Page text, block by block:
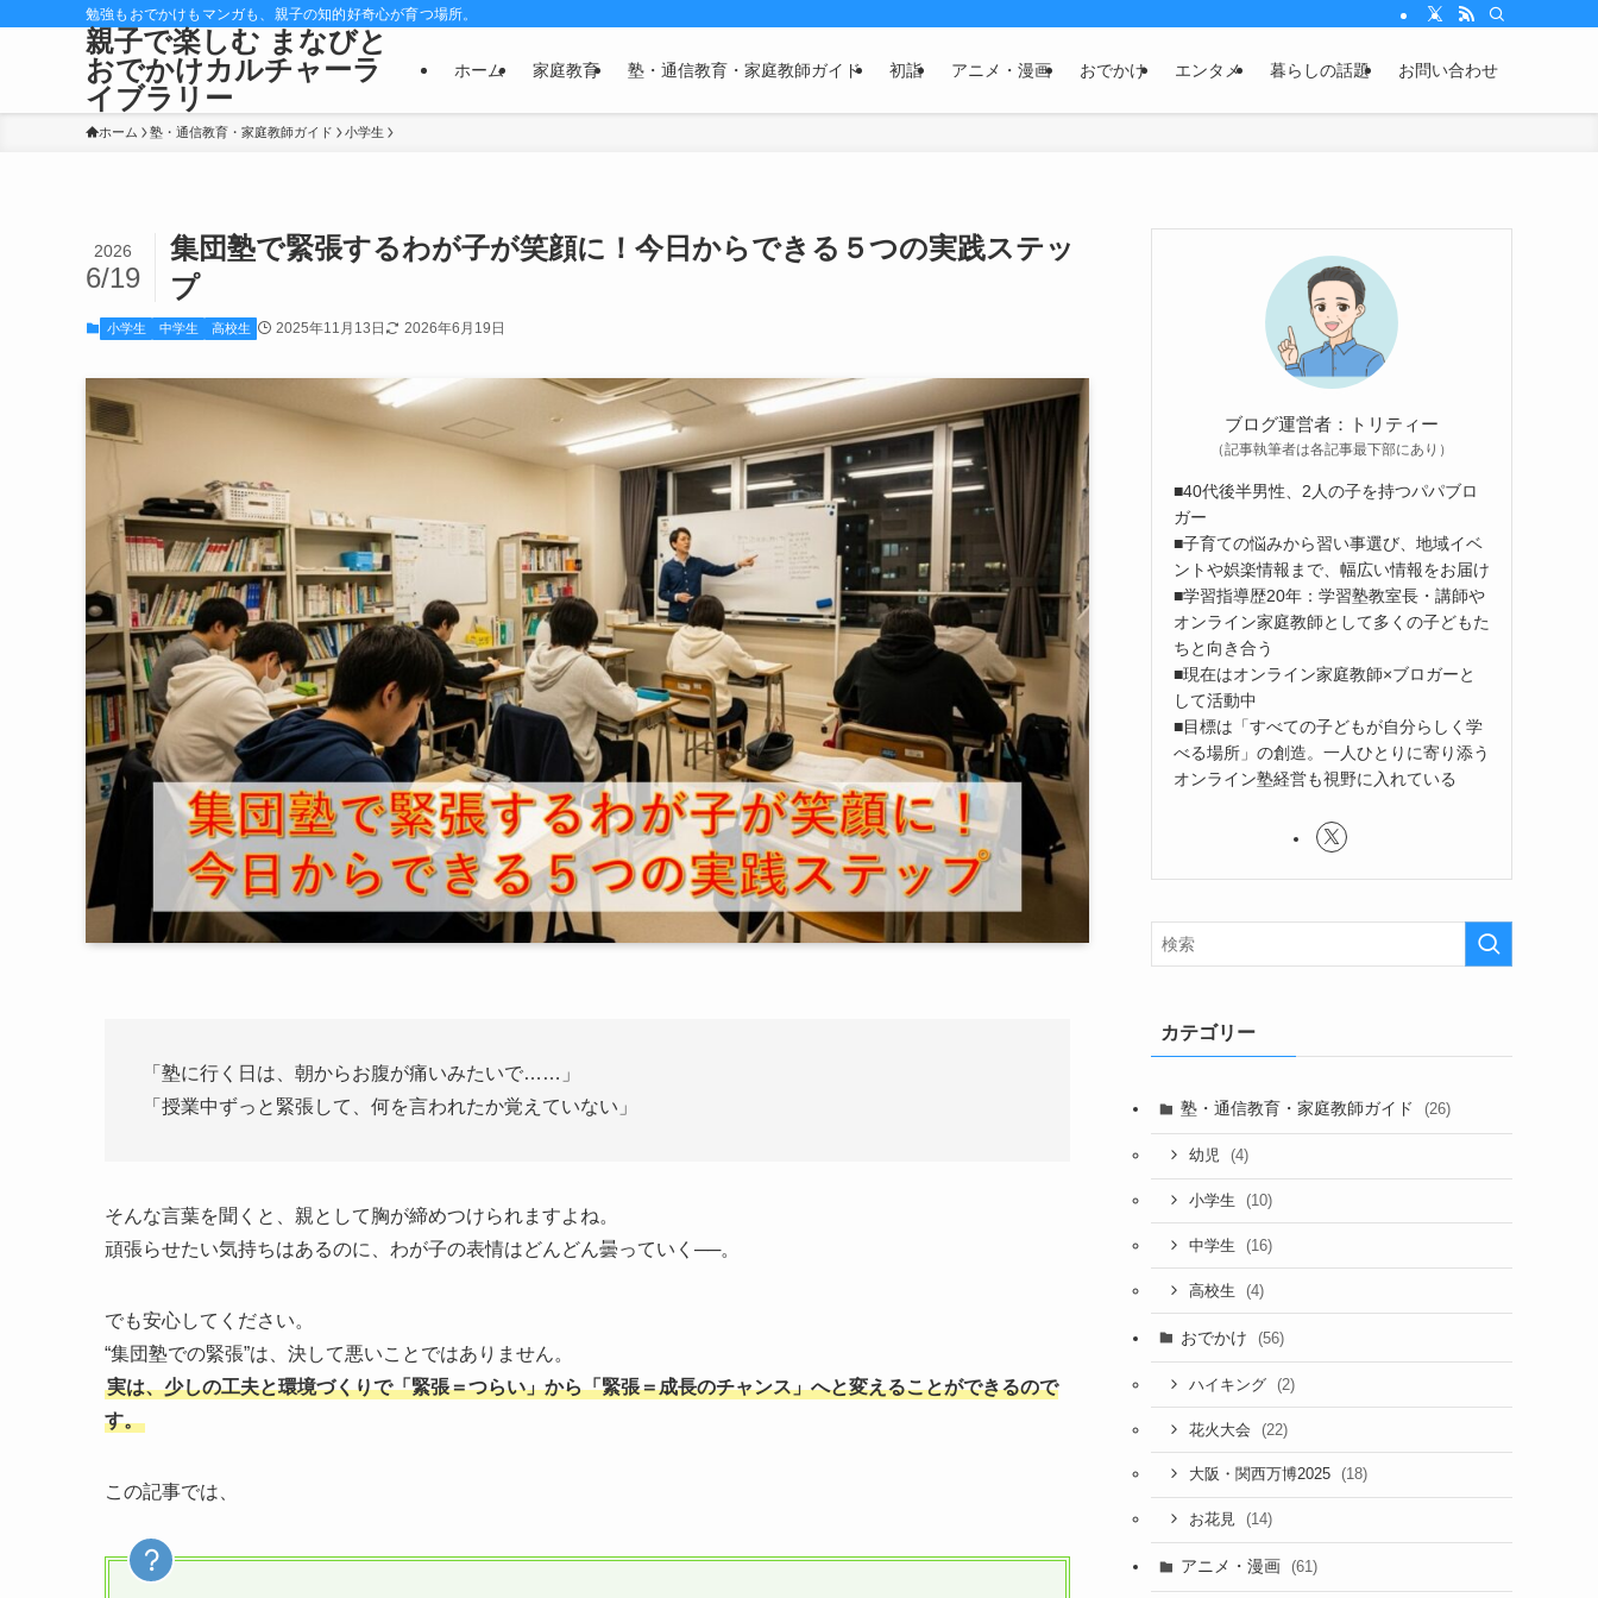
勉強もおでかけもマンガも、親子の知的好奇心が育つ場所。
親子で楽しむ まなびと
おでかけカルチャーラ
イブラリー
ホーム 家庭教育 塾・通信教育・家庭教師ガイド 初詣 アニメ・漫画 おでかけ エンタメ 暮らしの話題 お問い合わせ
ホーム 塾・通信教育・家庭教師ガイド 小学生
集団塾で緊張するわが子が笑顔に！今日からできる５つの実践ステッ
プ
2026
6/19
小学生 中学生 高校生 2025年11月13日 2026年6月19日
「塾に行く日は、朝からお腹が痛いみたいで……」
「授業中ずっと緊張して、何を言われたか覚えていない」
そんな言葉を聞くと、親として胸が締めつけられますよね。
頑張らせたい気持ちはあるのに、わが子の表情はどんどん曇っていく──。
でも安心してください。
“集団塾での緊張”は、決して悪いことではありません。
実は、少しの工夫と環境づくりで「緊張＝つらい」から「緊張＝成長のチャンス」へと変えることができるので
す。
この記事では、
ブログ運営者：トリティー
（記事執筆者は各記事最下部にあり）
■40代後半男性、2人の子を持つパパブロ
ガー
■子育ての悩みから習い事選び、地域イベ
ントや娯楽情報まで、幅広い情報をお届け
■学習指導歴20年：学習塾教室長・講師や
オンライン家庭教師として多くの子どもた
ちと向き合う
■現在はオンライン家庭教師×ブロガーと
して活動中
■目標は「すべての子どもが自分らしく学
べる場所」の創造。一人ひとりに寄り添う
オンライン塾経営も視野に入れている
カテゴリー
塾・通信教育・家庭教師ガイド (26)
幼児 (4)
小学生 (10)
中学生 (16)
高校生 (4)
おでかけ (56)
ハイキング (2)
花火大会 (22)
大阪・関西万博2025 (18)
お花見 (14)
アニメ・漫画 (61)